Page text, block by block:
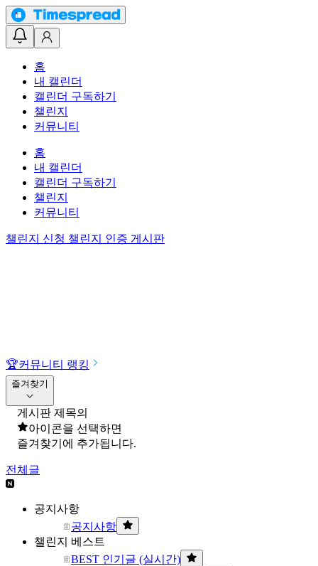
홈
내 캘린더
캘린더 구독하기
챌린지
커뮤니티
홈
내 캘린더
캘린더 구독하기
챌린지
커뮤니티
챌린지 신청 챌린지 인증 게시판
🏆커뮤니티 랭킹
즐겨찾기
게시판 제목의
아이콘을 선택하면
즐겨찾기에 추가됩니다.
전체글
공지사항
공지사항
챌린지 베스트
BEST 인기글 (실시간)